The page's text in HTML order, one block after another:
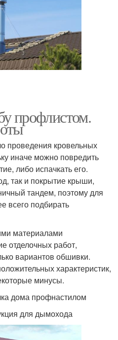
профлистом.
проведения кровельных
иначе можно повредить
либо испачкать его.
так и покрытие крыши,
тандем, поэтому для
всего подбирать
материалами
отделочных работ,
вариантов обшивки.
характеристик,
минусы.
дома профнастилом
для дымохода